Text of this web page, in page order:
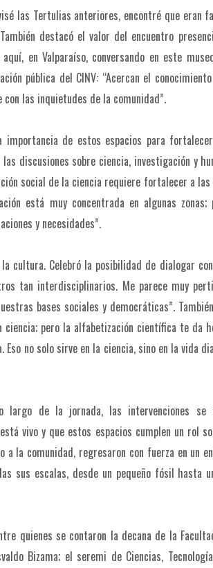
las Tertulias anteriores, encontré que eran
destacó el valor del encuentro
en Valparaíso, conversando en este
pública del CINV: “Acercan el
las inquietudes de la comunidad”.
importancia de estos espacios para
discusiones sobre ciencia, investigación y
social de la ciencia requiere fortalecer a
está muy concentrada en algunas
y necesidades”.
cultura. Celebró la posibilidad de dialogar
tan interdisciplinarios. Me parece muy
bases sociales y democráticas”.
pero la alfabetización científica te da
no solo sirve en la ciencia, sino en la vida
largo de la jornada, las intervenciones se
vivo y que estos espacios cumplen un rol
la comunidad, regresaron con fuerza en un
sus escalas, desde un pequeño fósil hasta
quienes se contaron la decana de la
Bizama; el seremi de Ciencias,